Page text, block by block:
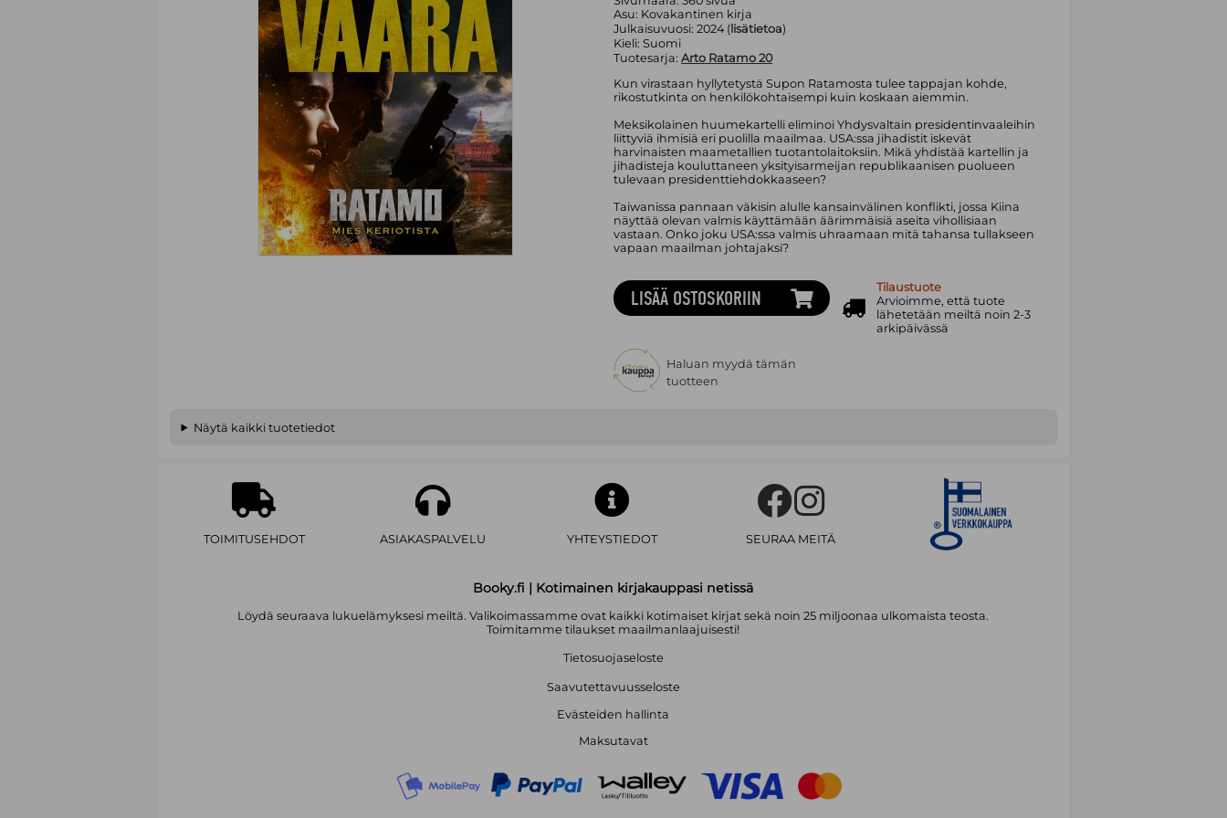
Asu: Kovakantinen kirja
Julkaisuvuosi: 2024 (lisätietoa)
Kieli: Suomi
Tuotesarja: Arto Ratamo 20
Kun virastaan hyllytetystä Supon Ratamosta tulee tappajan kohde,
rikostutkinta on henkilökohtaisempi kuin koskaan aiemmin.
Meksikolainen huumekartelli eliminoi Yhdysvaltain presidentinvaaleihin
liittyviä ihmisiä eri puolilla maailmaa. USA:ssa jihadistit iskevät
harvinaisten maametallien tuotantolaitoksiin. Mikä yhdistää kartellin ja
jihadisteja kouluttaneen yksityisarmeijan republikaanisen puolueen
tulevaan presidenttiehdokkaaseen?
Taiwanissa pannaan väkisin alulle kansainvälinen konflikti, jossa Kiina
näyttää olevan valmis käyttämään äärimmäisiä aseita vihollisiaan
vastaan. Onko joku USA:ssa valmis uhraamaan mitä tahansa tullakseen
vapaan maailman johtajaksi?
LISÄÄ OSTOSKORIIN
Tilaustuote
Arvioimme, että tuote
lähetetään meiltä noin 2-3
arkipäivässä
Haluan myydä tämän
tuotteen
Näytä kaikki tuotetiedot
TOIMITUSEHDOT ASIAKASPALVELU YHTEYSTIEDOT SEURAA MEITÄ
Booky.fi | Kotimainen kirjakauppasi netissä
Löydä seuraava lukuelämyksesi meiltä. Valikoimassamme ovat kaikki kotimaiset kirjat sekä noin 25 miljoonaa ulkomaista teosta.
Toimitamme tilaukset maailmanlaajuisesti!
Tietosuojaseloste
Saavutettavuusseloste
Evästeiden hallinta
Maksutavat